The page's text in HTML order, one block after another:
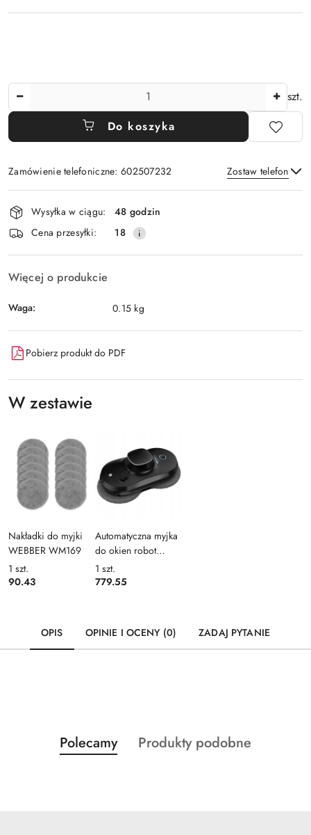
szt.
Do koszyka
Zamówienie telefoniczne: 602507232 Zostaw telefon
Wyślij
Dostępność
i
dostawa
Wysyłka w ciągu:
48 godzin
Cena przesyłki:
18
Więcej o produkcie
Waga: 0.15 kg
Pobierz produkt do PDF
W zestawie
Nakładki do myjki
WEBBER WM169
1 szt.
90.43
Automatyczna myjka
do okien robot
WEBBER WM 170
1 szt.
779.55
OPIS OPINIE I OCENY (0) ZADAJ PYTANIE
Pomiń karuzelę produktów
Produkty
o
Polecamy
Produkty
Produkty podobne